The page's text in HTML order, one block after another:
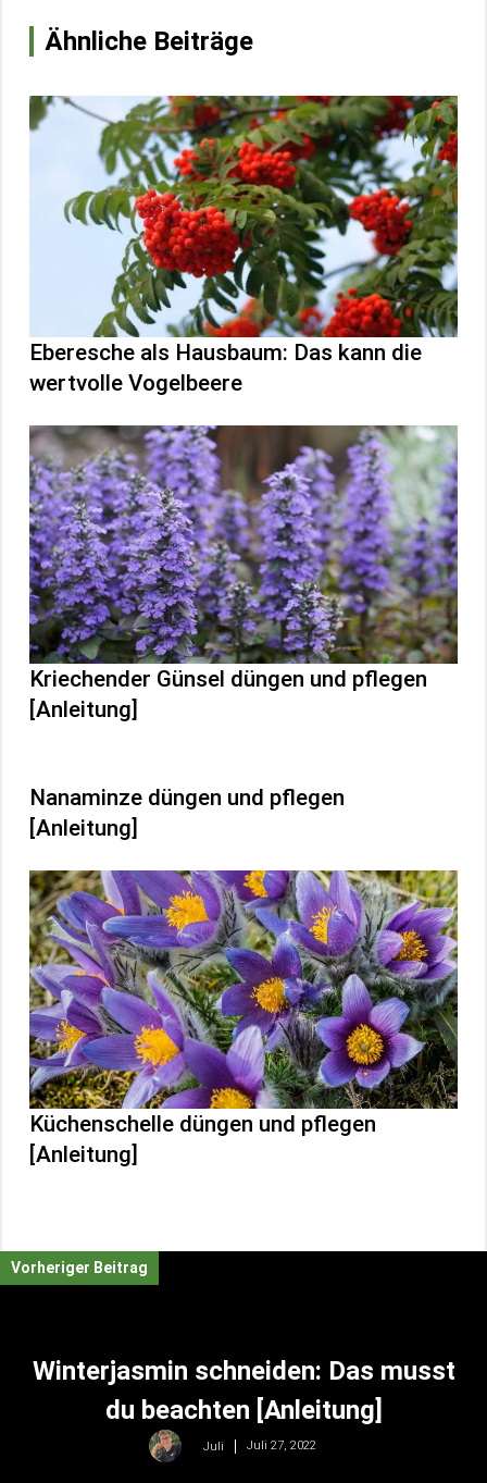
Ähnliche Beiträge
Eberesche als Hausbaum: Das kann die
wertvolle Vogelbeere
Kriechender Günsel düngen und pflegen
[Anleitung]
Nanaminze düngen und pflegen
[Anleitung]
Küchenschelle düngen und pflegen
[Anleitung]
Vorheriger Beitrag
Winterjasmin schneiden: Das musst
du beachten [Anleitung]
Juli Juli 27, 2022